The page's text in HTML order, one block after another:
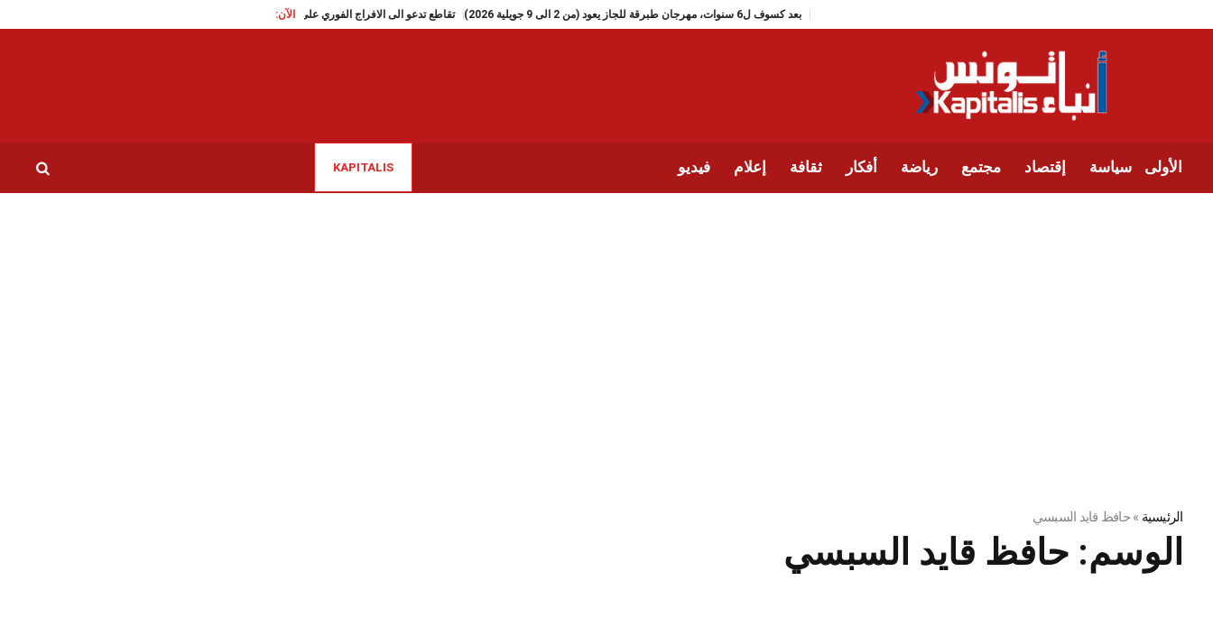
الآن: بعد كسوف ل6 سنوات، مهرجان طبرقة للجاز يعود (من 2 الى 9 جويلية 2026) تقاطع تدعو الى الافراج الفوري على الناشطة السياسية سوار البرقاوي
الأولى سياسة إقتصاد مجتمع رياضة أفكار ثقافة إعلام فيديو KAPITALIS
الرئيسية »حافظ قايد السبسي
الوسم: حافظ قايد السبسي